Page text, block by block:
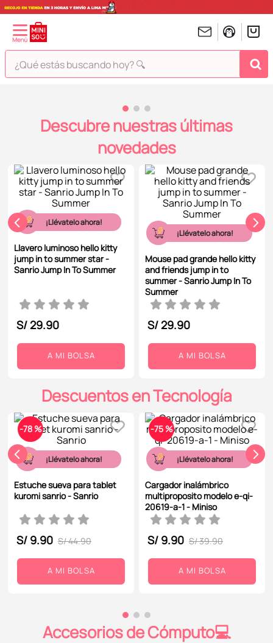
¿Qué estás buscando hoy? 🔍
TECNOLOGÍA
Descubre nuestras últimas
novedades
¡Llévatelo ahora!
Llavero luminoso hello kitty
jump in to summer star -
Sanrio Jump In To Summer
S/29.90
A MI BOLSA
¡Llévatelo ahora!
Mouse pad grande hello kitty
and friends jump in to
summer - Sanrio Jump In To
Summer
S/29.90
A MI BOLSA
Descuentos en Tecnología
-78 %
¡Llévatelo ahora!
Estuche sueva para tablet
kuromi sanrio - Sanrio
S/44.90
S/ 9.90
A MI BOLSA
-75 %
¡Llévatelo ahora!
Cargador inalámbrico
multiproposito modelo e-qi-
20619-a-1 - Miniso
S/39.90
S/ 9.90
A MI BOLSA
Accesorios de Cómputo💻
4.
chiikawas
my melody
6
harry potter
7.
tomatodo
8.
stitch
10. kuromi